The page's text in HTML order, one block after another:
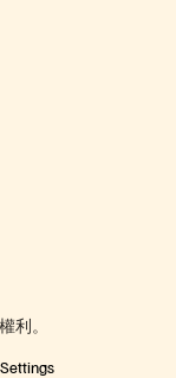
利。